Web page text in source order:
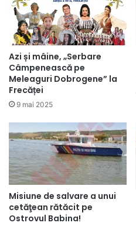
Azi și mâine, „Serbare
Câmpenească pe
Meleaguri Dobrogene” la
Frecăței
9 mai 2025
Misiune de salvare a unui
cetăţean rătăcit pe
Ostrovul Babina!